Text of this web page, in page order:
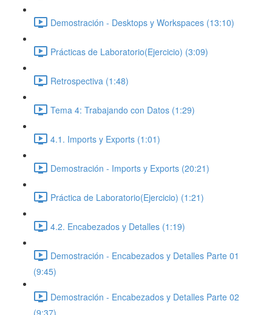
Demostración - Desktops y Workspaces (13:10)
Prácticas de Laboratorio(Ejercicio) (3:09)
Retrospectiva (1:48)
Tema 4: Trabajando con Datos (1:29)
4.1. Imports y Exports (1:01)
Demostración - Imports y Exports (20:21)
Práctica de Laboratorio(Ejercicio) (1:21)
4.2. Encabezados y Detalles (1:19)
Demostración - Encabezados y Detalles Parte 01
(9:45)
Demostración - Encabezados y Detalles Parte 02
(9:37)